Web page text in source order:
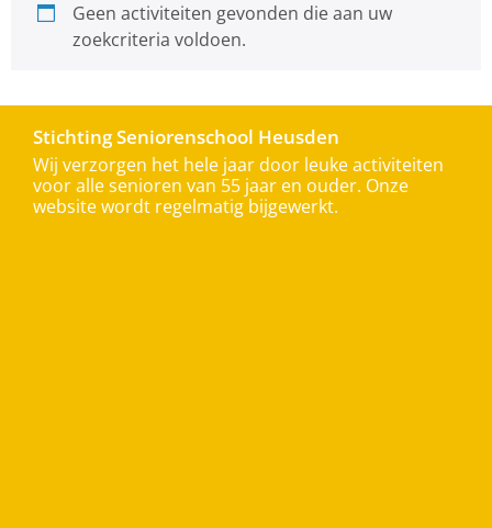
Geen activiteiten gevonden die aan uw
zoekcriteria voldoen.
Stichting Seniorenschool Heusden
Wij verzorgen het hele jaar door leuke activiteiten
voor alle senioren van 55 jaar en ouder. Onze
website wordt regelmatig bijgewerkt.